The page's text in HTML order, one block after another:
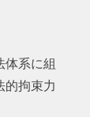
体系に組
的拘束力